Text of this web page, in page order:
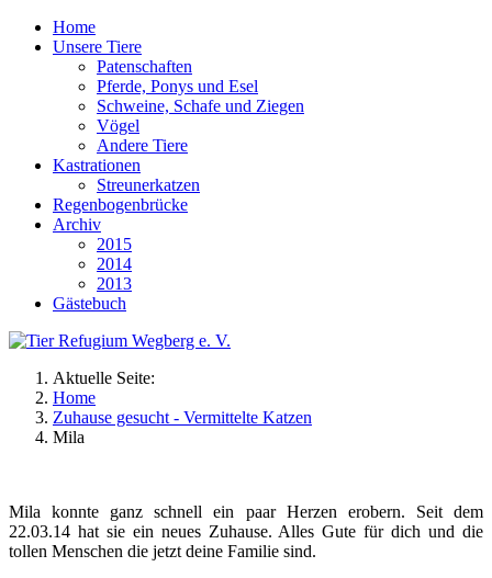
Home
Unsere Tiere
Patenschaften
Pferde, Ponys und Esel
Schweine, Schafe und Ziegen
Vögel
Andere Tiere
Kastrationen
Streunerkatzen
Regenbogenbrücke
Archiv
2015
2014
2013
Gästebuch
Aktuelle Seite:
Home
Zuhause gesucht - Vermittelte Katzen
Mila
Mila konnte ganz schnell ein paar Herzen erobern. Seit dem
22.03.14 hat sie ein neues Zuhause. Alles Gute für dich und die
tollen Menschen die jetzt deine Familie sind.